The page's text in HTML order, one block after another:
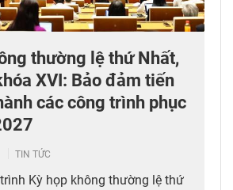
thường lệ thứ Nhất,
XVI: Bảo đảm tiến
các công trình phục
TIN TỨC
Kỳ họp không thường lệ thứ